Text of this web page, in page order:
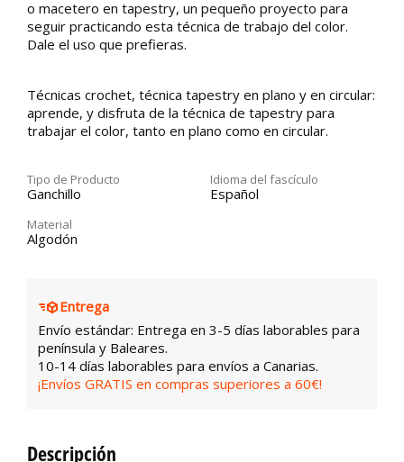
o macetero en tapestry, un pequeño proyecto para
seguir practicando esta técnica de trabajo del color.
Dale el uso que prefieras.
Técnicas crochet, técnica tapestry en plano y en circular:
aprende, y disfruta de la técnica de tapestry para
trabajar el color, tanto en plano como en circular.
Tipo de Producto
Ganchillo
Idioma del fascículo
Español
Material
Algodón
Entrega
Envío estándar: Entrega en 3-5 días laborables para
península y Baleares.
10-14 días laborables para envíos a Canarias.
¡Envíos GRATIS en compras superiores a 60€!
Descripción